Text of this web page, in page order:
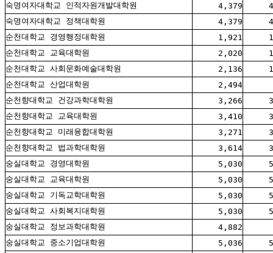
숙명여자대학교 인적자원개발대학원
4,379
숙명여자대학교 정책대학원
4,379
순천대학교 경영행정대학원
1,921
순천대학교 교육대학원
2,020
순천대학교 사회문화예술대학원
2,136
순천대학교 산업대학원
2,494
순천향대학교 건강과학대학원
3,266
순천향대학교 교육대학원
3,410
순천향대학교 미래융합대학원
3,271
순천향대학교 법과학대학원
3,614
숭실대학교 경영대학원
5,030
숭실대학교 교육대학원
5,030
숭실대학교 기독교학대학원
5,030
숭실대학교 사회복지대학원
5,030
숭실대학교 정보과학대학원
4,882
숭실대학교 중소기업대학원
5,036